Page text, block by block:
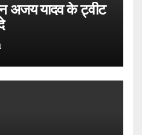
अजय यादव के ट्वीट